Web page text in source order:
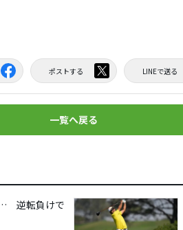
ポストする LINEで送る
一覧へ戻る
… 逆転負けで